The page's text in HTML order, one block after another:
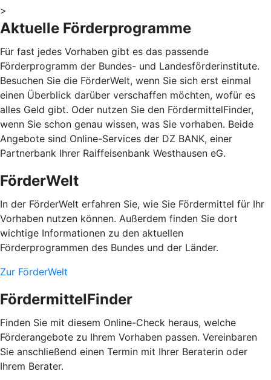
>
Aktuelle Förderprogramme
Für fast jedes Vorhaben gibt es das passende
Förderprogramm der Bundes- und Landesförderinstitute.
Besuchen Sie die FörderWelt, wenn Sie sich erst einmal
einen Überblick darüber verschaffen möchten, wofür es
alles Geld gibt. Oder nutzen Sie den FördermittelFinder,
wenn Sie schon genau wissen, was Sie vorhaben. Beide
Angebote sind Online-Services der DZ BANK, einer
Partnerbank Ihrer Raiffeisenbank Westhausen eG.
FörderWelt
In der FörderWelt erfahren Sie, wie Sie Fördermittel für Ihr
Vorhaben nutzen können. Außerdem finden Sie dort
wichtige Informationen zu den aktuellen
Förderprogrammen des Bundes und der Länder.
Zur FörderWelt
FördermittelFinder
Finden Sie mit diesem Online-Check heraus, welche
Förderangebote zu Ihrem Vorhaben passen. Vereinbaren
Sie anschließend einen Termin mit Ihrer Beraterin oder
Ihrem Berater.